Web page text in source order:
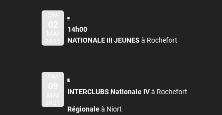
DIM
02
MAI
2021
14h00
NATIONALE III JEUNES à Rochefort
DIM
09
MAI
2021
INTERCLUBS Nationale IVà Rochefort
Régionaleà Niort